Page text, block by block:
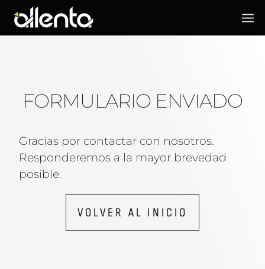
FORMULARIO ENVIADO
Gracias por contactar con nosotros.
Responderemos a la mayor brevedad
posible.
VOLVER AL INICIO